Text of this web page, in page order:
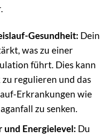
Gesundheit: Dein
was zu einer
führt. Dies kann
regulieren und das
Erkrankungen wie
zu senken.
und Energielevel: Du